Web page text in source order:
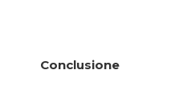
Conclusione